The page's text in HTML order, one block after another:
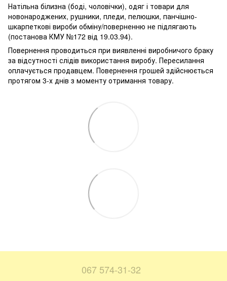
Натільна білизна (боді, чоловічки), одяг і товари для
новонароджених, рушники, пледи, пелюшки, панчішно-
шкарпеткові вироби обміну/поверненню не підлягають
(постанова КМУ №172 від 19.03.94).
Повернення проводиться при виявленні виробничого браку
за відсутності слідів використання виробу. Пересилання
оплачується продавцем. Повернення грошей здійснюється
протягом 3-х днів з моменту отримання товару.
067 574-31-32